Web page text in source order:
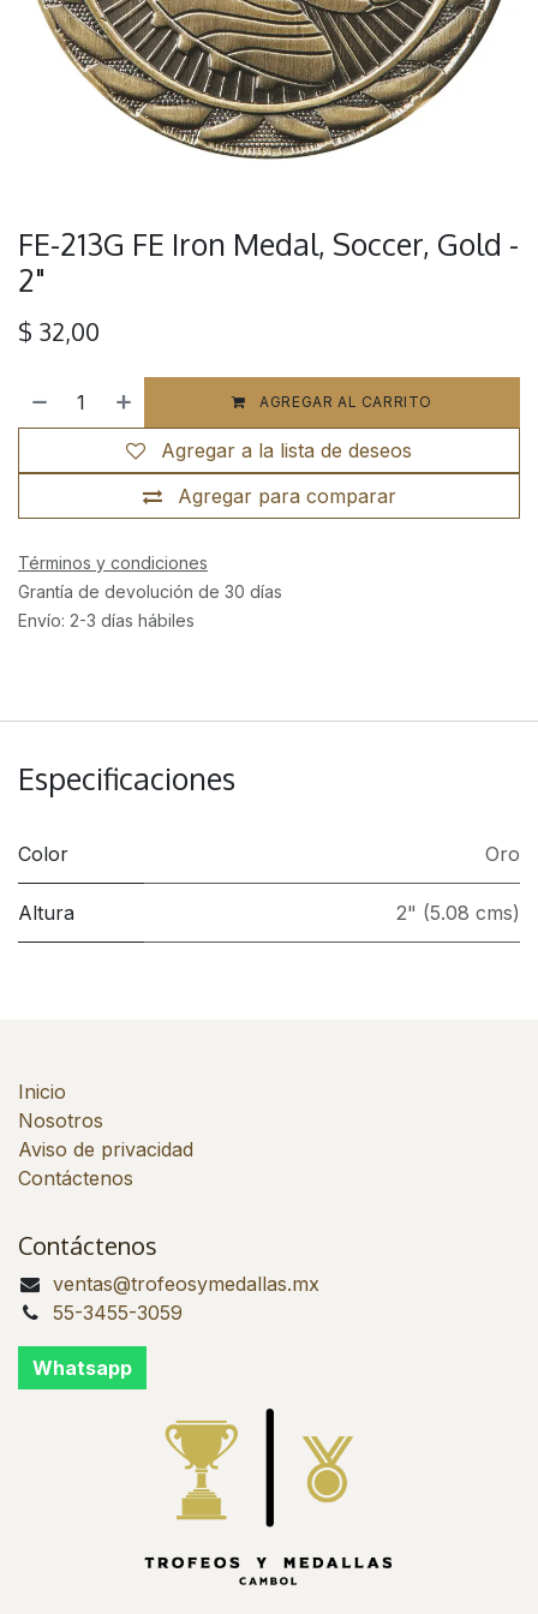
FE-213G FE Iron Medal, Soccer, Gold -
2"
$ 32,00
AGREGAR AL CARRITO
Agregar para comparar
Agregar a la lista de deseos
Términos y condiciones
Grantía de devolución de 30 días
Envío: 2-3 días hábiles
Especificaciones
Color Oro
Altura 2" (5.08 cms)
Inicio
Nosotros
Aviso de privacidad
Contáctenos
Contáctenos
ventas@trofeosymedallas.mx
55-3455-3059
Whatsapp